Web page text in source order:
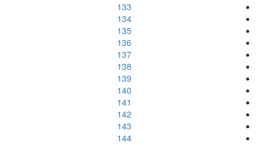
133
134
135
136
137
138
139
140
141
142
143
144